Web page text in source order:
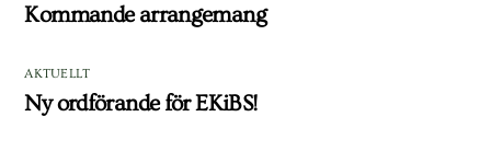
Kommande arrangemang
AKTUELLT
Ny ordförande för EKiBS!